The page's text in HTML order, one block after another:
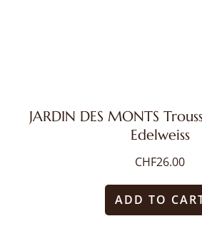
JARDIN DES MONTS
Edelweiss
CHF26.00
ADD TO